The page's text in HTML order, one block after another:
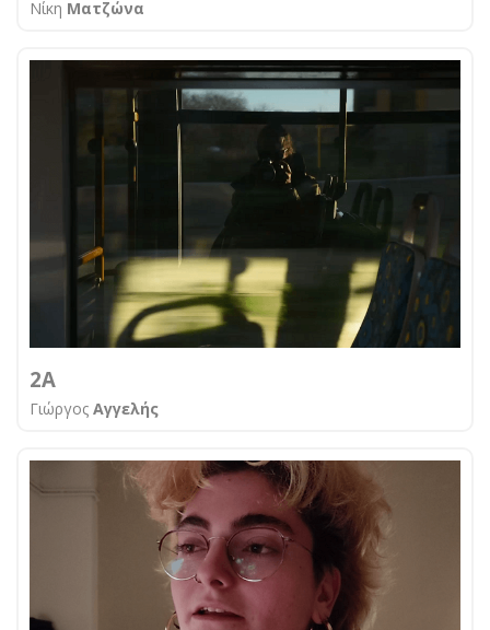
Νίκη Ματζώνα
2Α
Γιώργος Αγγελής